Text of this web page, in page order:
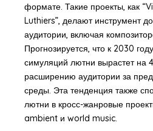
формате. Такие проекты, как
Luthiers”, делают инструмент
аудитории, включая
Прогнозируется, что к 2030
симуляций лютни вырастет на
расширению аудитории за
среды. Эта тенденция также
лютни в кросс-жанровые
ambient и world music.